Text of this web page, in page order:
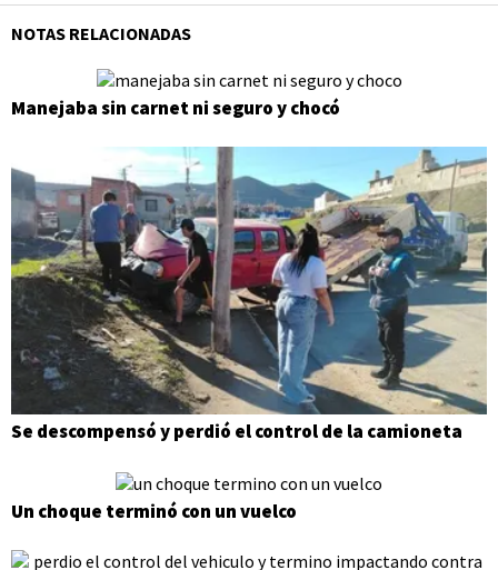
NOTAS RELACIONADAS
Manejaba sin carnet ni seguro y chocó
Se descompensó y perdió el control de la camioneta
Un choque terminó con un vuelco